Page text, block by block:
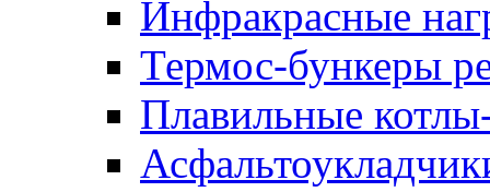
Инфракрасные
Термос-бункеры
Плавильные